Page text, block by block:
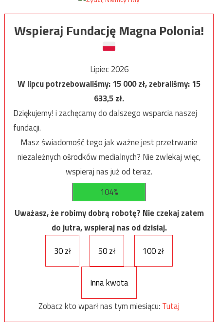
Wspieraj Fundację Magna Polonia!
Lipiec 2026
W lipcu potrzebowaliśmy:15 000zł, zebraliśmy:15
633,5zł.
Dziękujemy! i zachęcamy do dalszego wsparcia naszej
fundacji.
Masz świadomość tego jak ważne jest przetrwanie
niezależnych ośrodków medialnych? Nie zwlekaj więc,
wspieraj nas już od teraz.
104%
Uważasz, że robimy dobrą robotę? Nie czekaj zatem
do jutra, wspieraj nas od dzisiaj.
30 zł
50 zł 100 zł
Inna kwota
Zobacz kto wparł nas tym miesiącu: Tutaj